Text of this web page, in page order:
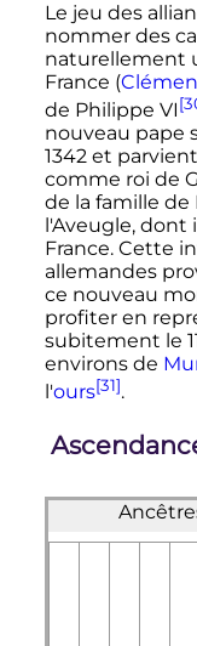
Le jeu des
nommer des
naturellement
France (
de Philippe VI
nouveau pape
1342 et
comme roi de
de la famille
l'Aveugle,
France. Cette
allemandes
ce nouveau
profiter en
subitement le
environs de
l'ours[31].